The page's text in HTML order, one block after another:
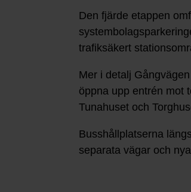
Den fjärde etappen
trafiksäkert
Mer i detalj
öppna upp entrén mot
Tunahuset och
Busshållplatserna
separata vägar och